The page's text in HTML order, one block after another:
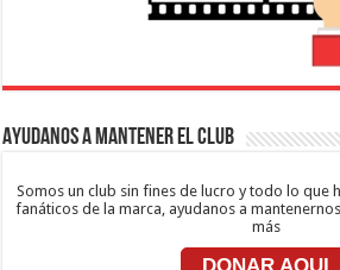
Ayudanos a mantener el club
Somos un club sin fines de lucro y todo lo que
fanáticos de la marca, ayudanos a
más